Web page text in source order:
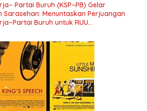
Partai Buruh (KSP–PB) Gelar
Sarasehan: Menuntaskan Perjuangan
Buruh untuk RUU